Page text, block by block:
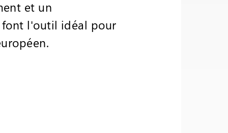
et un
font l'outil idéal pour